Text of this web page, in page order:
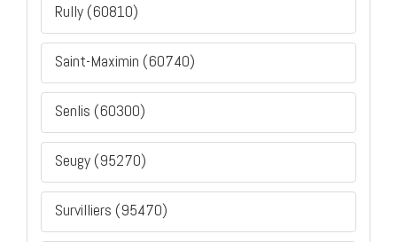
Rully (60810)
Saint-Maximin (60740)
Senlis (60300)
Seugy (95270)
Survilliers (95470)